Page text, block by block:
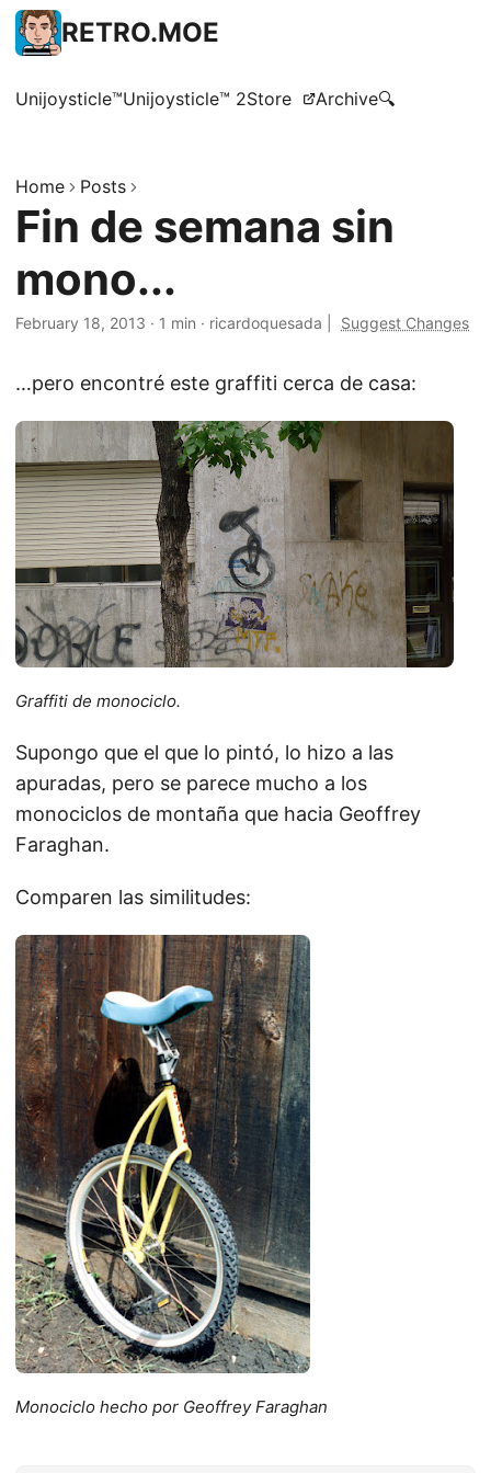
RETRO.MOE
Unijoysticle™Unijoysticle™ 2Store Archive🔍
Home Posts
Fin de semana sin
mono...
February 18, 2013 · 1 min · ricardoquesada Suggest Changes
…pero encontré este graffiti cerca de casa:
Graffiti de monociclo.
Supongo que el que lo pintó, lo hizo a las
apuradas, pero se parece mucho a los
monociclos de montaña que hacia Geoffrey
Faraghan.
Comparen las similitudes:
Monociclo hecho por Geoffrey Faraghan